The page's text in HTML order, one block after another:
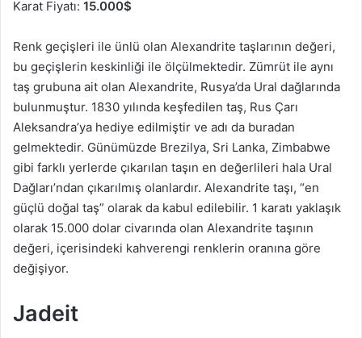
Karat Fiyatı: 15.000$
Renk geçişleri ile ünlü olan Alexandrite taşlarının değeri,
bu geçişlerin keskinliği ile ölçülmektedir. Zümrüt ile aynı
taş grubuna ait olan Alexandrite, Rusya’da Ural dağlarında
bulunmuştur. 1830 yılında keşfedilen taş, Rus Çarı
Aleksandra’ya hediye edilmiştir ve adı da buradan
gelmektedir. Günümüzde Brezilya, Sri Lanka, Zimbabwe
gibi farklı yerlerde çıkarılan taşın en değerlileri hala Ural
Dağları’ndan çıkarılmış olanlardır. Alexandrite taşı, “en
güçlü doğal taş” olarak da kabul edilebilir. 1 karatı yaklaşık
olarak 15.000 dolar civarında olan Alexandrite taşının
değeri, içerisindeki kahverengi renklerin oranına göre
değişiyor.
Jadeit